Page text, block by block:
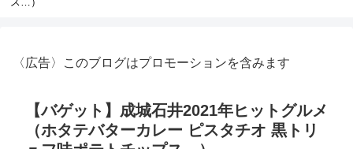
〈広告〉このブログはプロモーションを含みます
【バゲット】成城石井2021年ヒットグルメ
（ホタテバターカレー ピスタチオ 黒トリ